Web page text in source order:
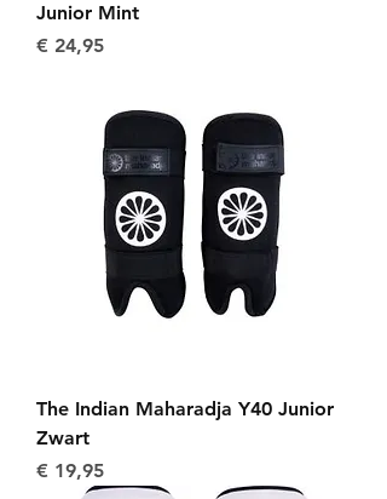
Junior Mint
Prijs
€ 24,95
The Indian Maharadja Y40 Junior
Zwart
Prijs
€ 19,95